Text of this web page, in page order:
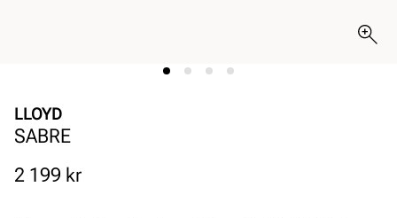
LLOYD
SABRE
Pris
2 199 kr